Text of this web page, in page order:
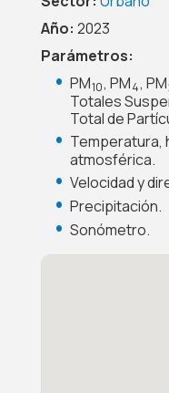
Año: 2023
Parámetros:
PM10, PM4, PM
Totales
Total de
Temperatura,
atmosférica.
Velocidad y
Precipitación.
Sonómetro.